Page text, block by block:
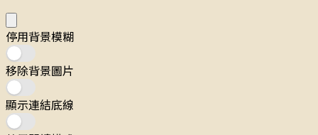
停用背景模糊
移除背景圖片
顯示連結底線